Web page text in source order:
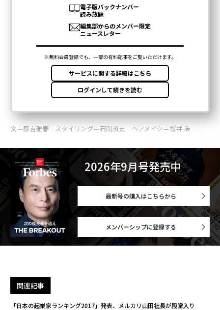
文＝藤吉雅春 スタイリング＝石関淑史 ヘアメイク＝桜井 浩
2026年9月号発売中
最新号の購入はこちらから
メンバーシップに登録する
関連記事
「日本の起業家ランキング2017」発表、メルカリ山田社長が殿堂入り